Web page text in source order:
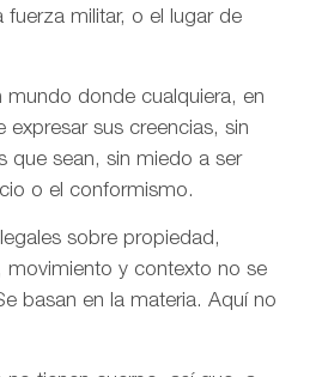
militar, o el lugar de
mundo donde cualquiera, en
expresar sus creencias, sin
que sean, sin miedo a ser
o el conformismo.
sobre propiedad,
movimiento y contexto no se
basan en la materia. Aquí no